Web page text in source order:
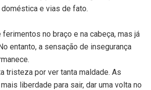
e vias de fato.
ferimentos no braço e na cabeça, mas já
entanto, a sensação de insegurança
tristeza por ver tanta maldade. As
liberdade para sair, dar uma volta no